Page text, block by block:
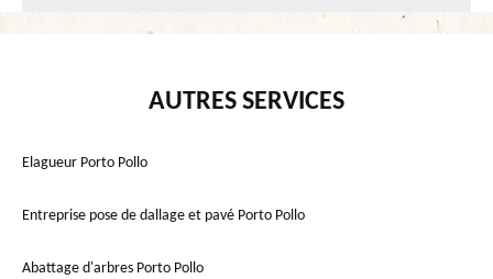
AUTRES SERVICES
Elagueur Porto Pollo
Entreprise pose de dallage et pavé Porto Pollo
Abattage d'arbres Porto Pollo